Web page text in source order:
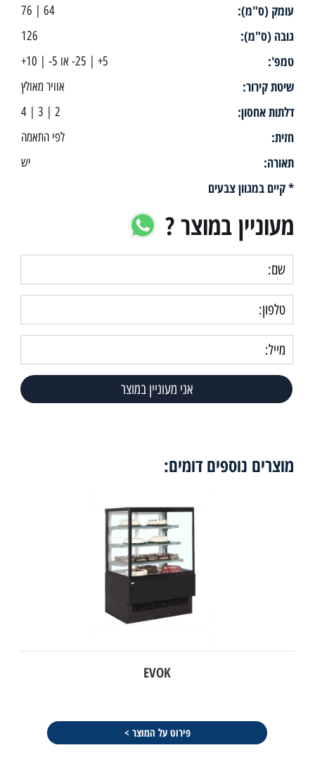
עומק (ס"מ): 64 | 76
גובה (ס"מ): 126
טמפ': 5+ | 25- או 5- | 10+
שיטת קירור: אוויר מאולץ
דלתות אחסון: 2 | 3 | 4
חזית: לפי התאמה
תאורה: יש
* קיים במגוון צבעים
מעוניין במוצר ?
מוצרים נוספים דומים:
EVOK
פירוט על המוצר >